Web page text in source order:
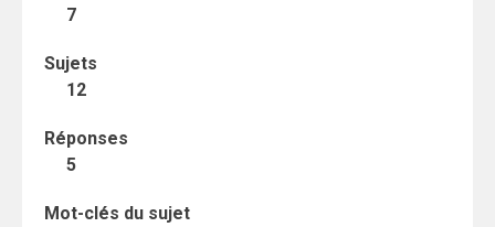
7
Sujets
12
Réponses
5
Mot-clés du sujet